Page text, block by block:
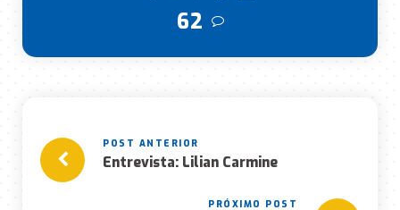
62
Entrevista: Lilian Carmine